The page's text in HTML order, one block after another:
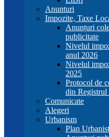
Anunturi
Impozite, Taxe
Anunțuri
publicitate
Nivelul
anul 2026
Nivelul
2025
Protocol de
din Registrul
Comunicate
Alegeri
Urbanism
Plan